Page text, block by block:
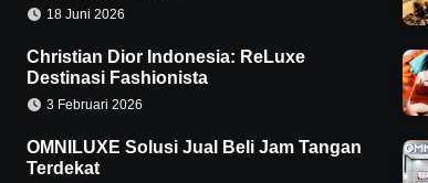
18 Juni 2026
Christian Dior Indonesia: ReLuxe
Destinasi Fashionista
3 Februari 2026
OMNILUXE Solusi Jual Beli Jam Tangan
Terdekat